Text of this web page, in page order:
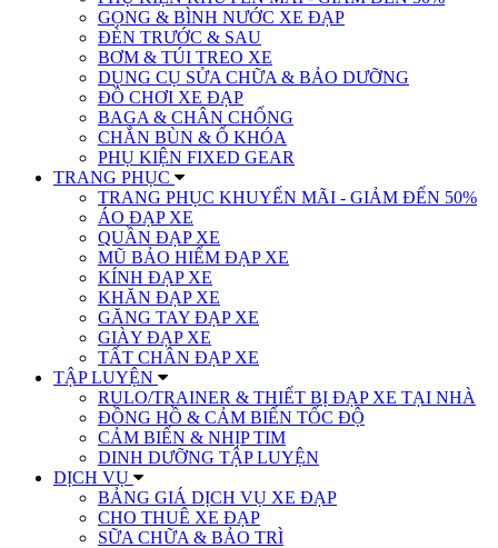
GỌNG & BÌNH NƯỚC XE ĐẠP
ĐÈN TRƯỚC & SAU
BƠM & TÚI TREO XE
DỤNG CỤ SỬA CHỮA & BẢO DƯỠNG
ĐỒ CHƠI XE ĐẠP
BAGA & CHÂN CHỐNG
CHẮN BÙN & Ổ KHÓA
PHỤ KIỆN FIXED GEAR
TRANG PHỤC
TRANG PHỤC KHUYẾN MÃI - GIẢM ĐẾN 50%
ÁO ĐẠP XE
QUẦN ĐẠP XE
MŨ BẢO HIỂM ĐẠP XE
KÍNH ĐẠP XE
KHĂN ĐẠP XE
GĂNG TAY ĐẠP XE
GIÀY ĐẠP XE
TẤT CHÂN ĐẠP XE
TẬP LUYỆN
RULO/TRAINER & THIẾT BỊ ĐẠP XE TẠI NHÀ
ĐỒNG HỒ & CẢM BIẾN TỐC ĐỘ
CẢM BIẾN & NHỊP TIM
DINH DƯỠNG TẬP LUYỆN
DỊCH VỤ
BẢNG GIÁ DỊCH VỤ XE ĐẠP
CHO THUÊ XE ĐẠP
SỮA CHỮA & BẢO TRÌ